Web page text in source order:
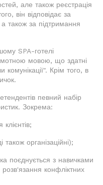
але також реєстрація
він відповідає за
а також за підтримання
SPA-готелі
мовою, що здатні
Крім того, в
певний набір
Зокрема:
також організаційні);
поєднується з навичками
конфліктних